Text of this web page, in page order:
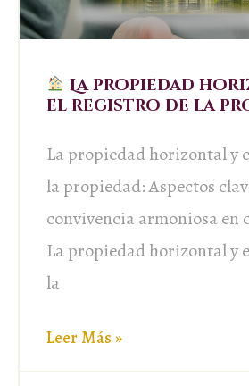
La propiedad
el registro de la
La propiedad horizontal y
la propiedad: Aspectos
convivencia armoniosa en
La propiedad horizontal y
la
Leer Más »